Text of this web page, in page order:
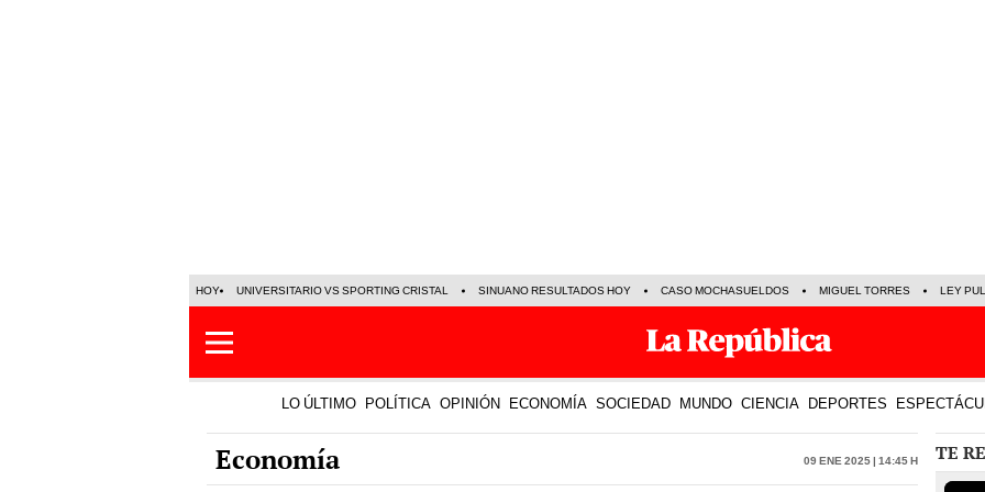
HOY UNIVERSITARIO VS SPORTING CRISTAL SINUANO RESULTADOS HOY CASO MOCHASUELDOS MIGUEL TORRES LEY
LO ÚLTIMO POLÍTICA OPINIÓN ECONOMÍA SOCIEDAD MUNDO CIENCIA DEPORTES
Economía 09 Ene 2025 | 14:45 h TE